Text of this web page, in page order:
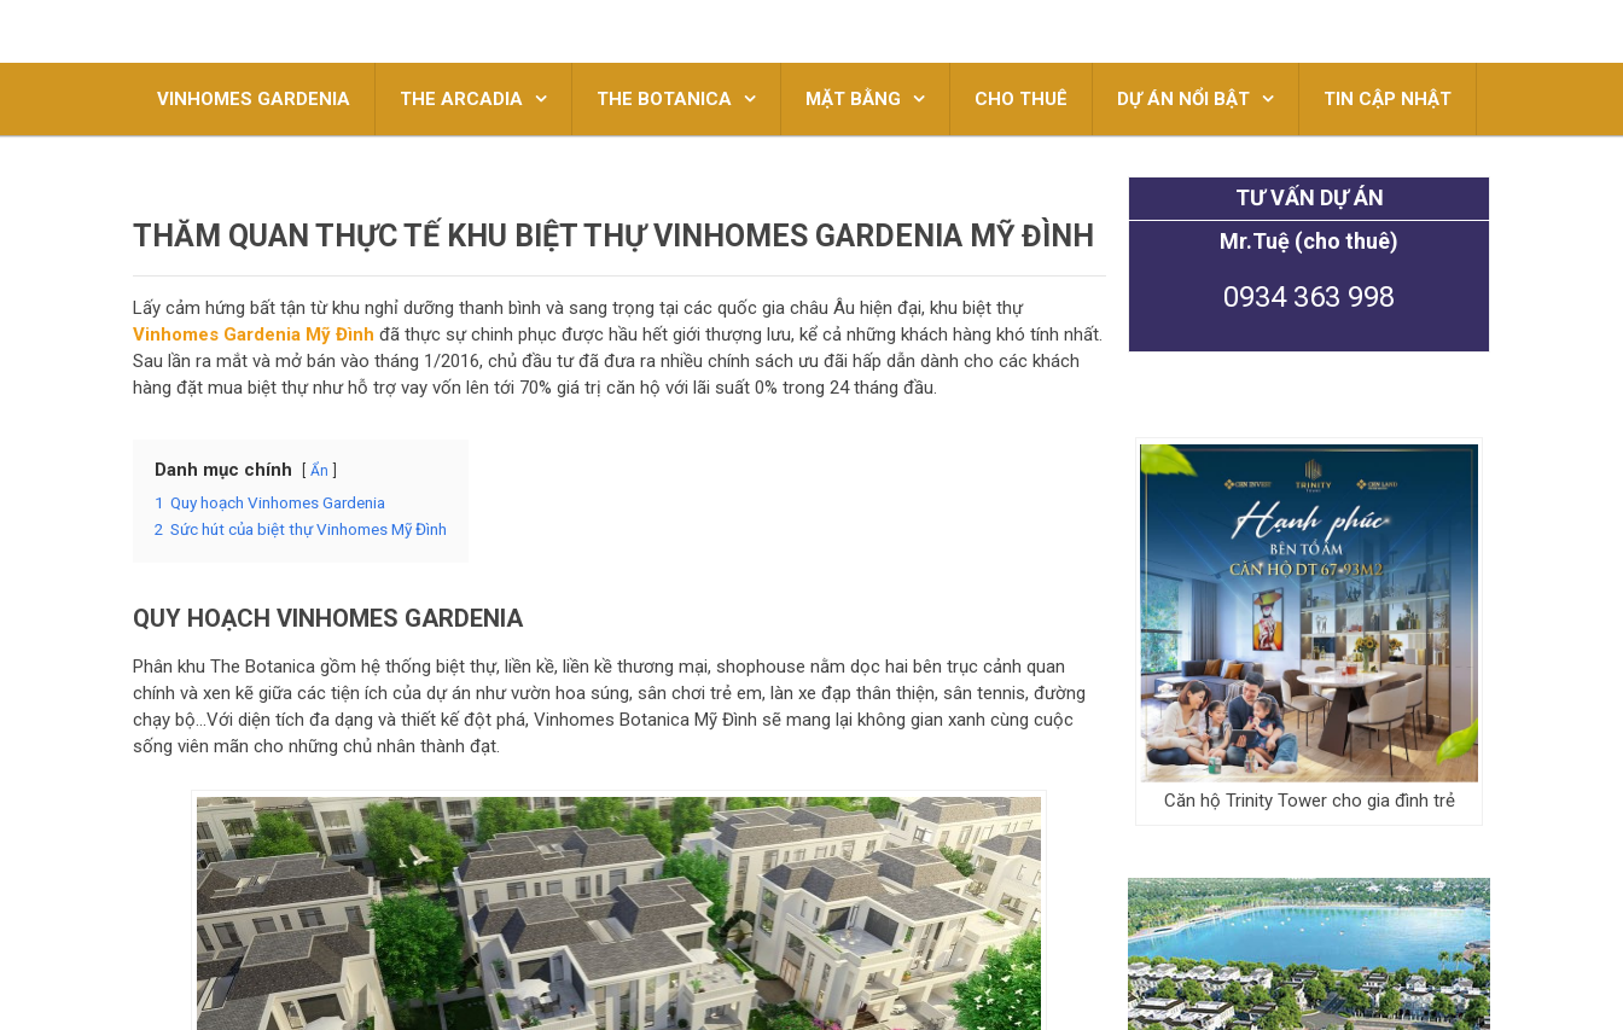
VINHOMES GARDENIA THE ARCADIA THE BOTANICA MẶT BẰNG CHO THUÊ DỰ ÁN NỔI BẬT TIN CẬP NHẬT
THĂM QUAN THỰC TẾ KHU BIỆT THỰ VINHOMES GARDENIA MỸ ĐÌNH
Lấy cảm hứng bất tận từ khu nghỉ dưỡng thanh bình và sang trọng tại các quốc gia châu Âu hiện đại, khu biệt thự
Vinhomes Gardenia Mỹ Đình đã thực sự chinh phục được hầu hết giới thượng lưu, kể cả những khách hàng khó tính nhất.
Sau lần ra mắt và mở bán vào tháng 1/2016, chủ đầu tư đã đưa ra nhiều chính sách ưu đãi hấp dẫn dành cho các khách
hàng đặt mua biệt thự như hỗ trợ vay vốn lên tới 70% giá trị căn hộ với lãi suất 0% trong 24 tháng đầu.
Danh mục chính Ẩn
1 Quy hoạch Vinhomes Gardenia
2 Sức hút của biệt thự Vinhomes Mỹ Đình
QUY HOẠCH VINHOMES GARDENIA
Phân khu The Botanica gồm hệ thống biệt thự, liền kề, liền kề thương mại, shophouse nằm dọc hai bên trục cảnh quan
chính và xen kẽ giữa các tiện ích của dự án như vườn hoa súng, sân chơi trẻ em, làn xe đạp thân thiện, sân tennis, đường
chạy bộ…Với diện tích đa dạng và thiết kế đột phá, Vinhomes Botanica Mỹ Đình sẽ mang lại không gian xanh cùng cuộc
sống viên mãn cho những chủ nhân thành đạt.
TƯ VẤN DỰ ÁN
Mr.Tuệ (cho thuê)
0934 363 998
Căn hộ Trinity Tower cho gia đình trẻ